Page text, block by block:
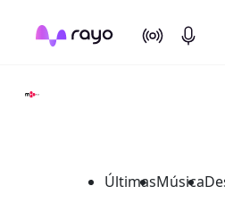
On Air
ÚltimasMúsica